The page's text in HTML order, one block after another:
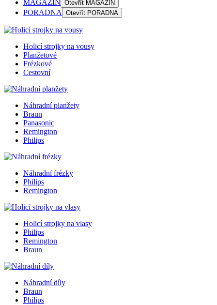
MAGAZÍN Otevřít MAGAZÍN
PORADNA Otevřít PORADNA
Holicí strojky na vousy
Planžetové
Frézkové
Cestovní
Náhradní planžety
Braun
Panasonic
Remington
Philips
Náhradní frézky
Philips
Remington
Holicí strojky na vlasy
Philips
Remington
Braun
Náhradní díly
Braun
Philips